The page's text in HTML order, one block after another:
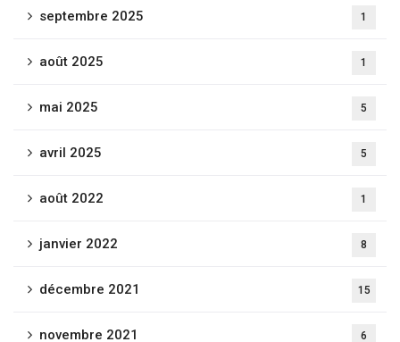
septembre 2025 1
août 2025 1
mai 2025 5
avril 2025 5
août 2022 1
janvier 2022 8
décembre 2021 15
novembre 2021 6